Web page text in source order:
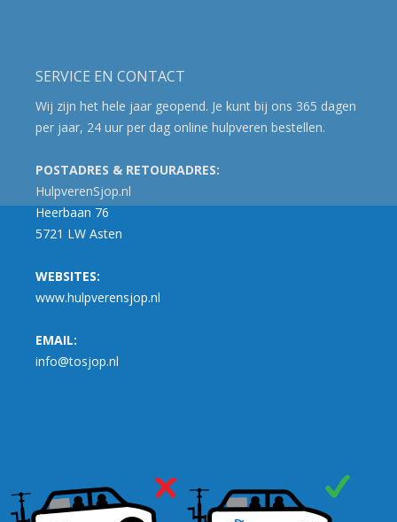
SERVICE EN CONTACT
Wij zijn het hele jaar geopend. Je kunt bij ons 365 dagen
per jaar, 24 uur per dag online hulpveren bestellen.
POSTADRES & RETOURADRES:
HulpverenSjop.nl
Heerbaan 76
5721 LW Asten
WEBSITES:
www.hulpverensjop.nl
EMAIL:
info@tosjop.nl